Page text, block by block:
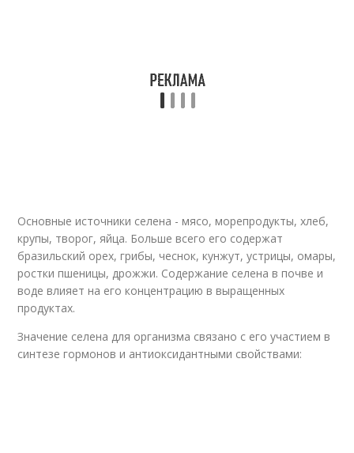
Основные источники селена - мясо, морепродукты, хлеб,
крупы, творог, яйца. Больше всего его содержат
бразильский орех, грибы, чеснок, кунжут, устрицы, омары,
ростки пшеницы, дрожжи. Содержание селена в почве и
воде влияет на его концентрацию в выращенных
продуктах.
Значение селена для организма связано с его участием в
синтезе гормонов и антиоксидантными свойствами: